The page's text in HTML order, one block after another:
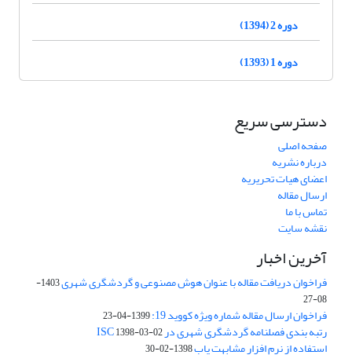
دوره 2 (1394)
دوره 1 (1393)
دسترسی سریع
صفحه اصلی
درباره نشریه
اعضای هیات تحریریه
ارسال مقاله
تماس با ما
نقشه سایت
آخرین اخبار
فراخوان دریافت مقاله با عنوان هوش مصنوعی و گردشگری شهری
1403-
08-27
فراخوان ارسال مقاله شماره ویژه کووید 19: 1399-04-23
رتبه بندی فصلنامه گردشگری شهری در ISC1398-03-02
استفاده از نرم افزار مشابهت یاب1398-02-30